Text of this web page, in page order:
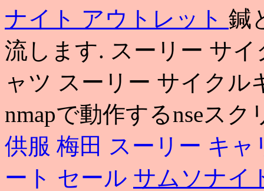
ナイト アウトレット 鍼
流します. スーリー サ
ャツ スーリー サイクル
nmapで動作するnseス
供服 梅田 スーリー キ
ート セール サムソナイ